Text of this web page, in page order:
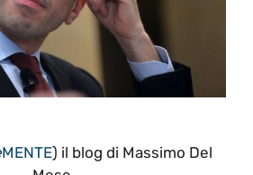
MENTE) il blog di Massimo Del